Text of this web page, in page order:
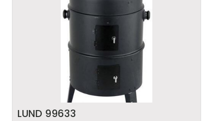
LUND 99633